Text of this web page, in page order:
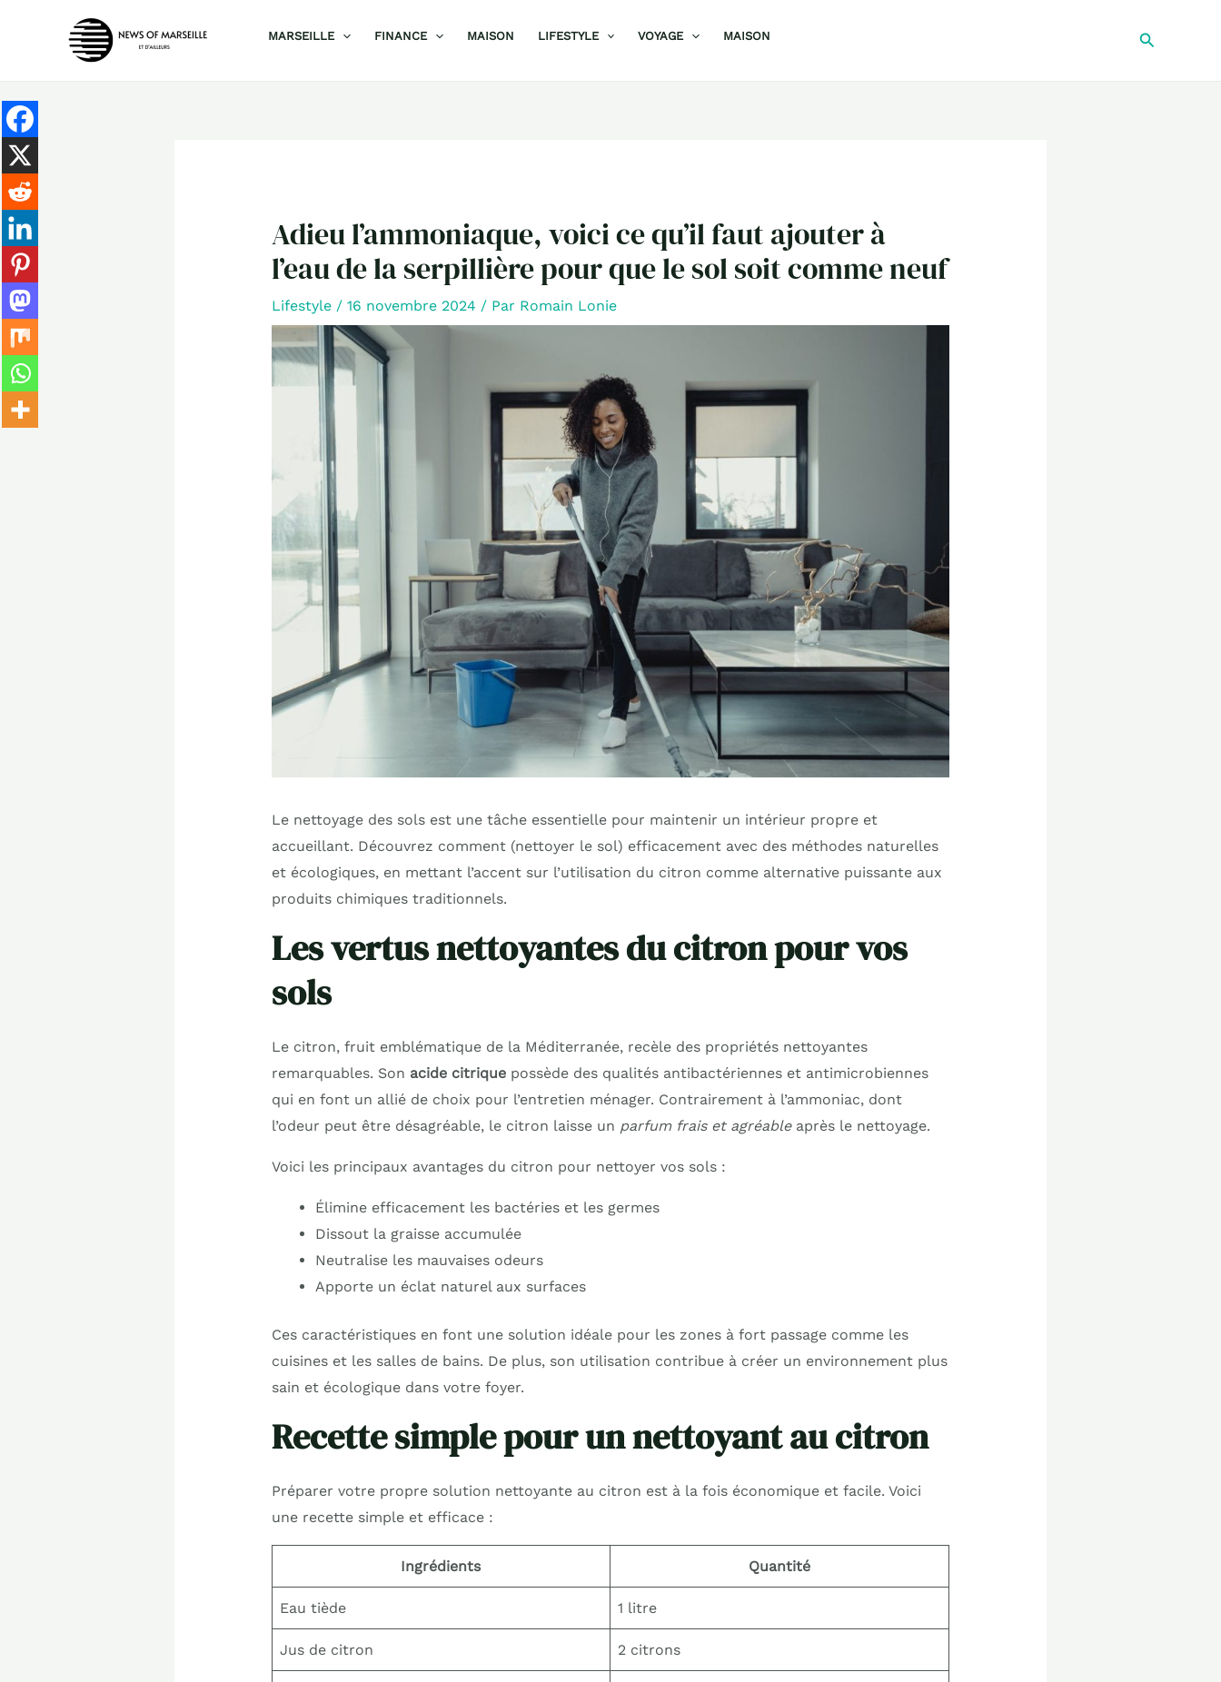
MARSEILLE FINANCE MAISON LIFESTYLE VOYAGE MAISON
Adieu l’ammoniaque, voici ce qu’il faut ajouter à
l’eau de la serpillière pour que le sol soit comme neuf
Lifestyle/ 16 novembre 2024 / Par Romain Lonie
Le nettoyage des sols est une tâche essentielle pour maintenir un intérieur propre et
accueillant. Découvrez comment (nettoyer le sol) efficacement avec des méthodes naturelles
et écologiques, en mettant l’accent sur l’utilisation du citron comme alternative puissante aux
produits chimiques traditionnels.
Les vertus nettoyantes du citron pour vos
sols
Le citron, fruit emblématique de la Méditerranée, recèle des propriétés nettoyantes
remarquables. Son acide citriquepossède des qualités antibactériennes et antimicrobiennes
qui en font un allié de choix pour l’entretien ménager. Contrairement à l’ammoniac, dont
l’odeur peut être désagréable, le citron laisse un parfum frais et agréableaprès le nettoyage.
Voici les principaux avantages du citron pour nettoyer vos sols :
Élimine efficacement les bactéries et les germes
Dissout la graisse accumulée
Neutralise les mauvaises odeurs
Apporte un éclat naturel aux surfaces
Ces caractéristiques en font une solution idéale pour les zones à fort passage comme les
cuisines et les salles de bains. De plus, son utilisation contribue à créer un environnement plus
sain et écologique dans votre foyer.
Recette simple pour un nettoyant au citron
Préparer votre propre solution nettoyante au citron est à la fois économique et facile. Voici
une recette simple et efficace :
Ingrédients Quantité
Eau tiède 1 litre
Jus de citron 2 citrons